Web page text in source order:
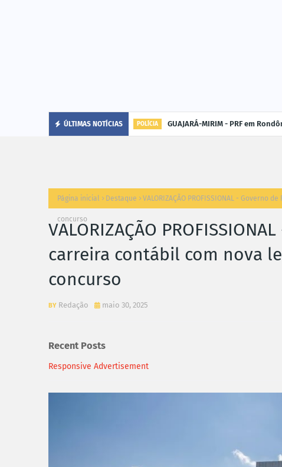
ÚLTIMAS NOTÍCIAS POLÍCIA GUAJARÁ-MIRIM - PRF em
Página inicial Destaque VALORIZAÇÃO PROFISSIONAL -
concurso
VALORIZAÇÃO
carreira contábil com nova
concurso
Redação maio 30, 2025
Recent Posts
Responsive Advertisement